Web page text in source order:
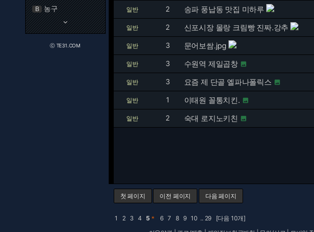
B 농구
keyboard_arrow_down
ⓒ TE31.COM
일반 2 송파 풍납동 맛집 미하루
일반 2 신포시장 몰랑 크림빵 진짜.강추
일반 3 문어보쌈.jpg
일반 3 수원역 제일곱창 
일반 3 요즘 제 단골 엘파나폴릭스 
일반 1 이태원 꼴통치킨. 
일반 2 숙대 로지노키친 
첫 페이지 이전 페이지 다음 페이지
1 2 3 4 5 ＊ 6 7 8 9 10 ..29
[다음 10개]